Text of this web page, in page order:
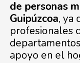
de personas
Guipúzcoa, ya
profesionales
apoyo en el